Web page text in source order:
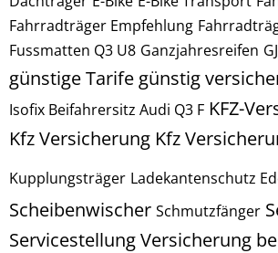
Fahrradträger Empfehlung
Fussmatten Q3 U8 Ganzjahresreifen
günstige Tarife günstig
Isofix Beifahrersitz Audi Q3 F KFZ-
Kfz Versicherung Kfz
Kupplungsträger Ladekantenschutz
Scheibenwischer Schmutzfänger
ServicestellungVersicherung